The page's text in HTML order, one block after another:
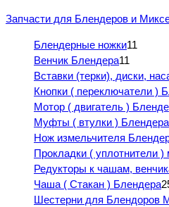
Запчасти для Блендеров и
Блендерные ножки11
Венчик Блендера11
Вставки (терки), диски,
Кнопки ( переключатели )
Мотор ( двигатель )
Муфты ( втулки ) Блендера
Нож измельчителя
Прокладки ( уплотнители
Редукторы к чашам,
Чаша ( Стакан ) Блендера
Шестерни для Блендоров